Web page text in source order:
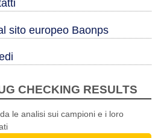
sito europeo Baonps
CHECKING RESULTS
le analisi sui campioni e i loro